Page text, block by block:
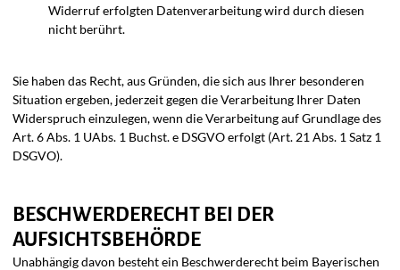
Widerruf erfolgten Datenverarbeitung wird durch diesen
nicht berührt.
Sie haben das Recht, aus Gründen, die sich aus Ihrer besonderen
Situation ergeben, jederzeit gegen die Verarbeitung Ihrer Daten
Widerspruch einzulegen, wenn die Verarbeitung auf Grundlage des
Art. 6 Abs. 1 UAbs. 1 Buchst. e DSGVO erfolgt (Art. 21 Abs. 1 Satz 1
DSGVO).
BESCHWERDERECHT BEI DER
AUFSICHTSBEHÖRDE
Unabhängig davon besteht ein Beschwerderecht beim Bayerischen